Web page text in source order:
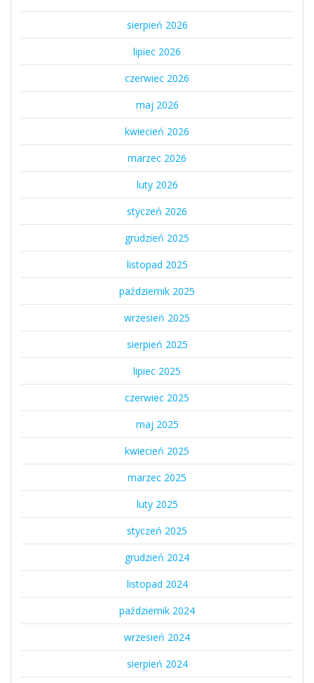
sierpień 2026
lipiec 2026
czerwiec 2026
maj 2026
kwiecień 2026
marzec 2026
luty 2026
styczeń 2026
grudzień 2025
listopad 2025
październik 2025
wrzesień 2025
sierpień 2025
lipiec 2025
czerwiec 2025
maj 2025
kwiecień 2025
marzec 2025
luty 2025
styczeń 2025
grudzień 2024
listopad 2024
październik 2024
wrzesień 2024
sierpień 2024